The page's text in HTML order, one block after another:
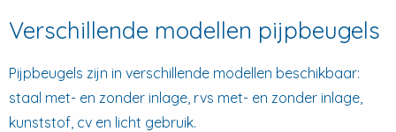
Verschillende modellen pijpbeugels
Pijpbeugels zijn in verschillende modellen beschikbaar:
staal met- en zonder inlage, rvs met- en zonder inlage,
kunststof, cv en licht gebruik.